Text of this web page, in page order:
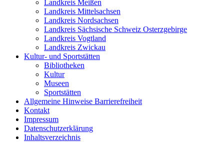
Landkreis Meißen
Landkreis Mittelsachsen
Landkreis Nordsachsen
Landkreis Sächsische Schweiz Osterzgebirge
Landkreis Vogtland
Landkreis Zwickau
Kultur- und Sportstätten
Bibliotheken
Kultur
Museen
Sportstätten
Allgemeine Hinweise Barrierefreiheit
Kontakt
Impressum
Datenschutzerklärung
Inhaltsverzeichnis